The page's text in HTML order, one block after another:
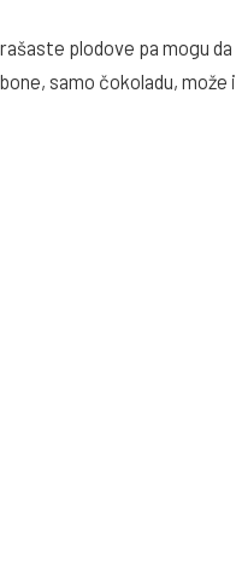
plodove pa mogu da
samo čokoladu, može i